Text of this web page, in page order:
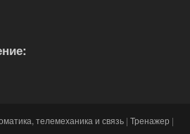
телемеханика и связь | Тренажер |